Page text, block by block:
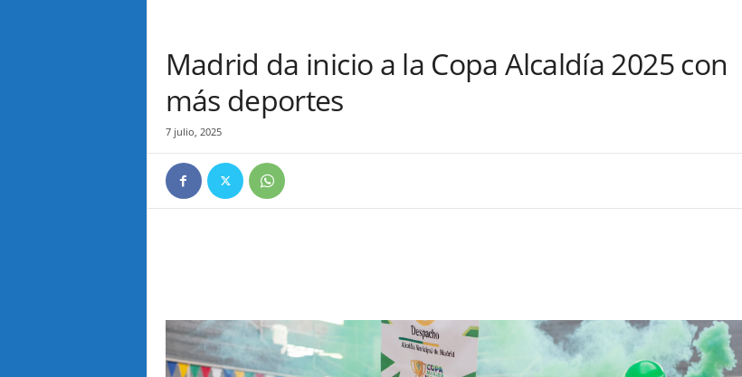
Madrid da inicio a la Copa Alcaldía 2025 con
más deportes
7 julio, 2025